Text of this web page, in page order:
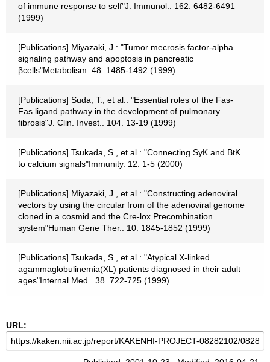
of immune response to self"J. Immunol.. 162. 6482-6491
(1999)
[Publications] Miyazaki, J.: "Tumor mecrosis factor-alpha
signaling pathway and apoptosis in pancreatic
βcells"Metabolism. 48. 1485-1492 (1999)
[Publications] Suda, T., et al.: "Essential roles of the Fas-
Fas ligand pathway in the development of pulmonary
fibrosis"J. Clin. Invest.. 104. 13-19 (1999)
[Publications] Tsukada, S., et al.: "Connecting SyK and BtK
to calcium signals"Immunity. 12. 1-5 (2000)
[Publications] Miyazaki, J., et al.: "Constructing adenoviral
vectors by using the circular from of the adenoviral genome
cloned in a cosmid and the Cre-lox Precombination
system"Human Gene Ther.. 10. 1845-1852 (1999)
[Publications] Tsukada, S., et al.: "Atypical X-linked
agammaglobulinemia(XL) patients diagnosed in their adult
ages"Internal Med.. 38. 722-725 (1999)
URL: